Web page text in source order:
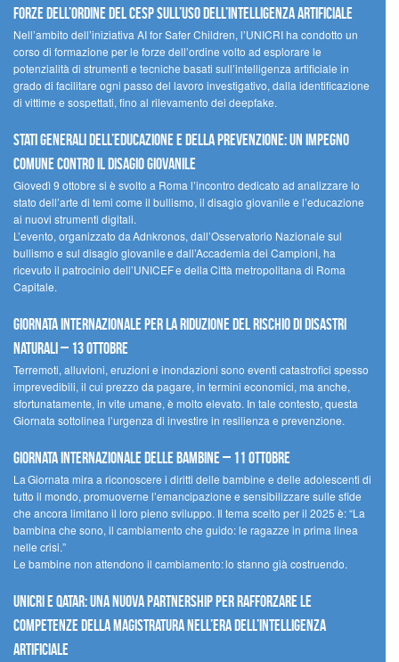
forze dell’ordine del CESP sull’uso dell’Intelligenza Artificiale
Nell’ambito dell’iniziativa AI for Safer Children, l’UNICRI ha condotto un
corso di formazione per le forze dell’ordine volto ad esplorare le
potenzialità di strumenti e tecniche basati sull’intelligenza artificiale in
grado di facilitare ogni passo del lavoro investigativo, dalla identificazione
di vittime e sospettati, fino al rilevamento dei deepfake.
Stati Generali dell’Educazione e della Prevenzione: un impegno
comune contro il disagio giovanile
Giovedì 9 ottobre si è svolto a Roma l’incontro dedicato ad analizzare lo
stato dell’arte di temi come il bullismo, il disagio giovanile e l’educazione
ai nuovi strumenti digitali.
L’evento, organizzato da Adnkronos, dall’Osservatorio Nazionale sul
bullismo e sul disagio giovanile e dall’Accademia dei Campioni, ha
ricevuto il patrocinio dell’UNICEF e della Città metropolitana di Roma
Capitale.
Giornata internazionale per la riduzione del rischio di disastri
naturali – 13 ottobre
Terremoti, alluvioni, eruzioni e inondazioni sono eventi catastrofici spesso
imprevedibili, il cui prezzo da pagare, in termini economici, ma anche,
sfortunatamente, in vite umane, è molto elevato. In tale contesto, questa
Giornata sottolinea l’urgenza di investire in resilienza e prevenzione.
Giornata internazionale delle bambine – 11 ottobre
La Giornata mira a riconoscere i diritti delle bambine e delle adolescenti di
tutto il mondo, promuoverne l’emancipazione e sensibilizzare sulle sfide
che ancora limitano il loro pieno sviluppo. Il tema scelto per il 2025 è: “La
bambina che sono, il cambiamento che guido: le ragazze in prima linea
nelle crisi.”
Le bambine non attendono il cambiamento: lo stanno già costruendo.
UNICRI e Qatar: una nuova partnership per rafforzare le
competenze della magistratura nell’era dell’intelligenza
artificiale